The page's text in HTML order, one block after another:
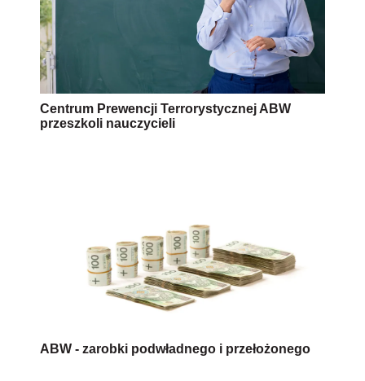
Centrum Prewencji Terrorystycznej ABW
przeszkoli nauczycieli
ABW - zarobki podwładnego i przełożonego